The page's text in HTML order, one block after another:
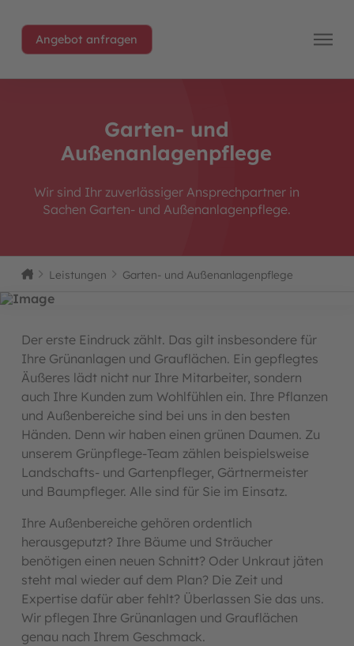
Angebot anfragen
Garten- und
Außenanlagenpflege
Wir sind Ihr zuverlässiger Ansprechpartner in
Sachen Garten- und Außenanlagenpflege.
HomeLeistungen Garten- und Außenanlagenpflege
Der erste Eindruck zählt. Das gilt insbesondere für
Ihre Grünanlagen und Grauflächen. Ein gepflegtes
Äußeres lädt nicht nur Ihre Mitarbeiter, sondern
auch Ihre Kunden zum Wohlfühlen ein. Ihre Pflanzen
und Außenbereiche sind bei uns in den besten
Händen. Denn wir haben einen grünen Daumen. Zu
unserem Grünpflege-Team zählen beispielsweise
Landschafts- und Gartenpfleger, Gärtnermeister
und Baumpfleger. Alle sind für Sie im Einsatz.
Ihre Außenbereiche gehören ordentlich
herausgeputzt? Ihre Bäume und Sträucher
benötigen einen neuen Schnitt? Oder Unkraut jäten
steht mal wieder auf dem Plan? Die Zeit und
Expertise dafür aber fehlt? Überlassen Sie das uns.
Wir pflegen Ihre Grünanlagen und Grauflächen
genau nach Ihrem Geschmack.